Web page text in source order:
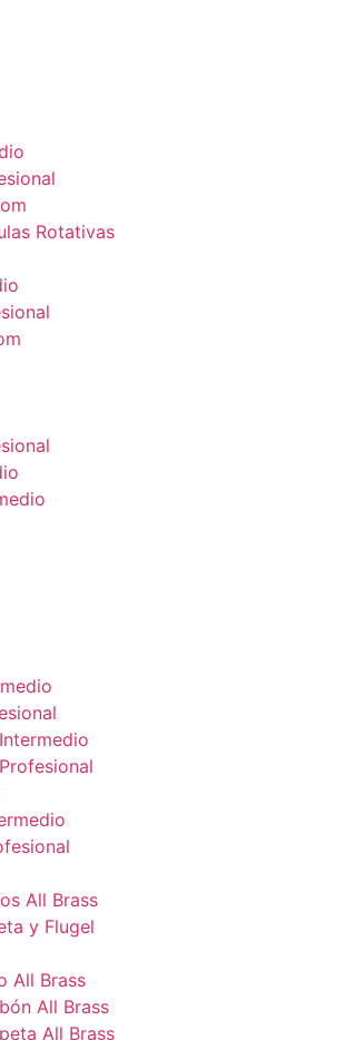
Rotativas
All Brass
y Flugel
All Brass
All Brass
All Brass